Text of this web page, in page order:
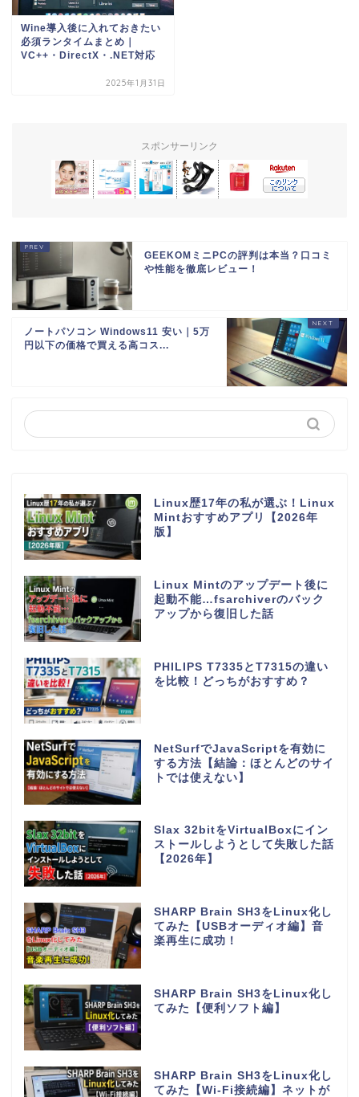
Wine導入後に入れておきたい
必須ランタイムまとめ｜
VC++・DirectX・.NET対応
2025年1月31日
スポンサーリンク
GEEKOMミニPCの評判は本当？口コミ
や性能を徹底レビュー！
ノートパソコン Windows11 安い｜5万
円以下の価格で買える高コス...
Linux歴17年の私が選ぶ！Linux
Mintおすすめアプリ【2026年
版】
Linux Mintのアップデート後に
起動不能…fsarchiverのバック
アップから復旧した話
PHILIPS T7335とT7315の違い
を比較！どっちがおすすめ？
NetSurfでJavaScriptを有効に
する方法【結論：ほとんどのサイ
トでは使えない】
Slax 32bitをVirtualBoxにイン
ストールしようとして失敗した話
【2026年】
SHARP Brain SH3をLinux化し
てみた【USBオーディオ編】音
楽再生に成功！
SHARP Brain SH3をLinux化し
てみた【便利ソフト編】
SHARP Brain SH3をLinux化し
てみた【Wi-Fi接続編】ネットが